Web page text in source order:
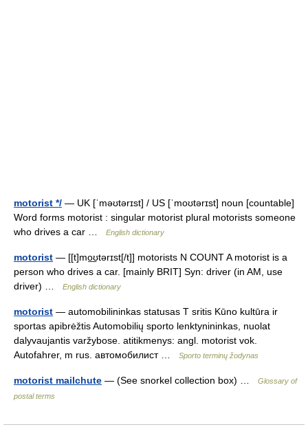
motorist */ — UK [ˈməʊtərɪst] / US [ˈmoʊtərɪst] noun [countable]
Word forms motorist : singular motorist plural motorists someone
who drives a car …
English dictionary
motorist — [[t]mo͟ʊtərɪst[/t]] motorists N COUNT A motorist is a
person who drives a car. [mainly BRIT] Syn: driver (in AM, use
driver) …
English dictionary
motorist — automobilininkas statusas T sritis Kūno kultūra ir
sportas apibrėžtis Automobilių sporto lenktynininkas, nuolat
dalyvaujantis varžybose. atitikmenys: angl. motorist vok.
Autofahrer, m rus. автомобилист …
Sporto terminų žodynas
motorist mailchute — (See snorkel collection box) …
Glossary of
postal terms